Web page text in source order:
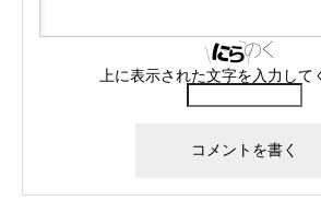
上に表示された文字を入力して